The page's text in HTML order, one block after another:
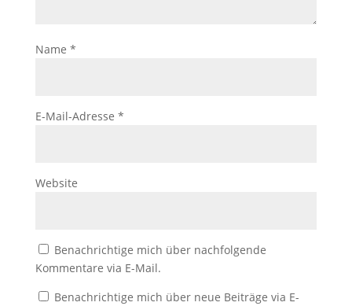
Name *
E-Mail-Adresse *
Website
Benachrichtige mich über nachfolgende
Kommentare via E-Mail.
Benachrichtige mich über neue Beiträge via E-